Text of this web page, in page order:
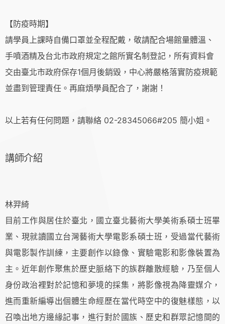
【防疫時期】
請學員上課時自備口罩並全程配戴，敬請配合場館量體溫、
手噴酒精及台北市政府規定之館所實名制登記，所有資料會
交由臺北市政府保存1個月後銷毀，中心將嚴格落實防疫規範
並盡到管理責任。再麻煩學員配合了，謝謝！
以上若有任何問題，請聯絡 02-28345066#205 簡小姐。
講師介紹
林羿綺
目前工作與居住於臺北，國立臺北藝術大學美術系碩士班畢
業、現就讀國立台灣藝術大學電影系碩士班，受過當代藝術
與電影製作訓練，主要創作以錄像、實驗電影和影像裝置為
主。近年創作聚焦於歷史脈絡下的族群離散經驗，乃至個人
身份政治裡對於記憶和夢境的採集，將影像視為降靈媒介，
進而重新編導出個體生命經歷在當代時空中的復魅樣態，以
召喚出地方邊緣記事，進行對於國族、歷史和群眾記憶間的